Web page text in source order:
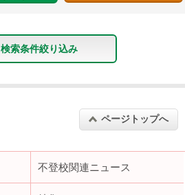
検索条件絞り込み
ページトップへ
不登校関連ニュース